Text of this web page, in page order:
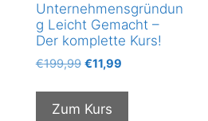
Unternehmensgründun
g Leicht Gemacht –
Der komplette Kurs!
€199,99 Ursprünglicher
war:
€199,99
€11,99Aktueller
ist:
Zum Kurs